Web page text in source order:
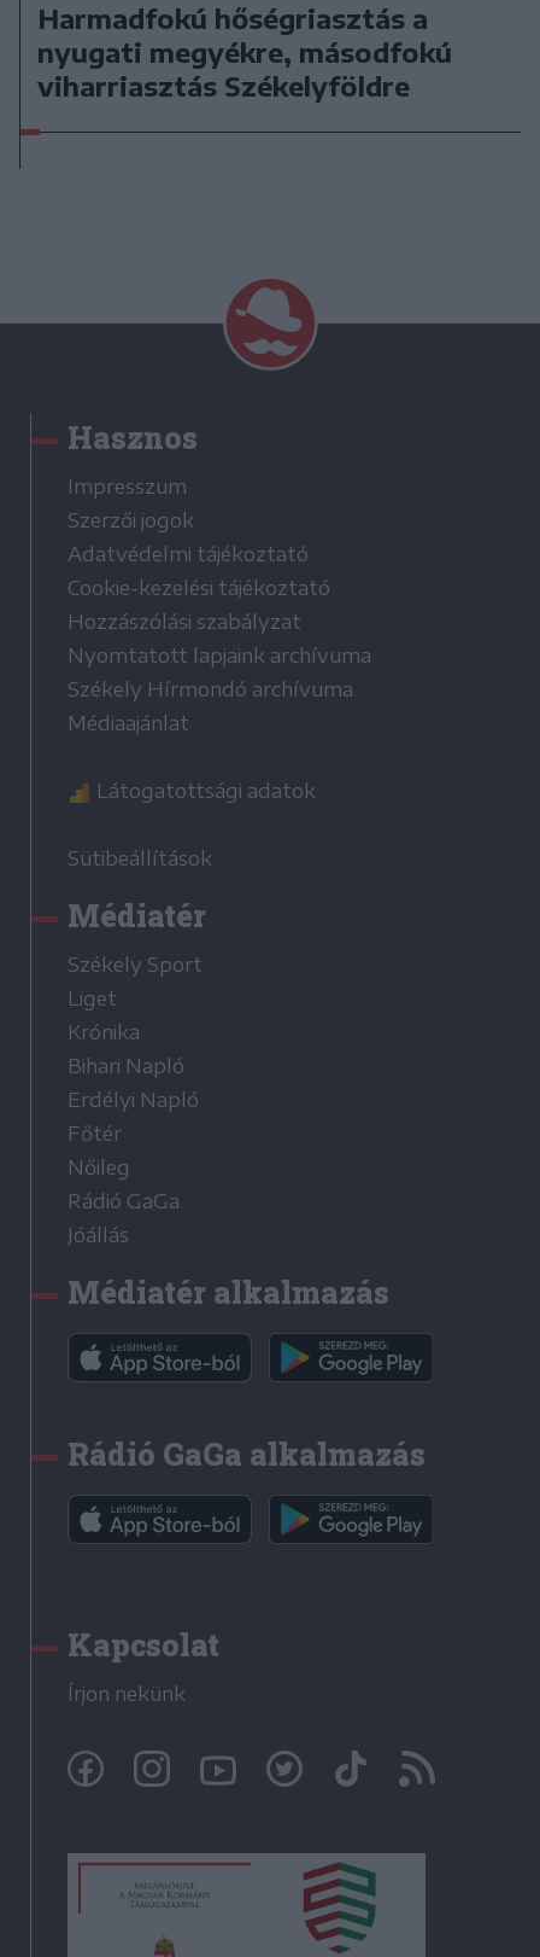
Harmadfokú hőségriasztás a
nyugati megyékre, másodfokú
viharriasztás Székelyföldre
Hasznos
Impresszum
Szerzői jogok
Adatvédelmi tájékoztató
Cookie-kezelési tájékoztató
Hozzászólási szabályzat
Nyomtatott lapjaink archívuma
Székely Hírmondó archívuma
Médiaajánlat
Látogatottsági adatok
Sütibeállítások
Médiatér
Székely Sport
Liget
Krónika
Bihari Napló
Erdélyi Napló
Főtér
Nőileg
Rádió GaGa
Jóállás
Médiatér alkalmazás
Rádió GaGa alkalmazás
Kapcsolat
Írjon nekünk